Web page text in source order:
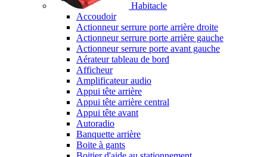
Habitacle
Accoudoir
Actionneur serrure porte arrière droite
Actionneur serrure porte arrière gauche
Actionneur serrure porte avant gauche
Aérateur tableau de bord
Afficheur
Amplificateur audio
Appui tête arrière
Appui tête arrière central
Appui tête avant
Autoradio
Banquette arrière
Boite à gants